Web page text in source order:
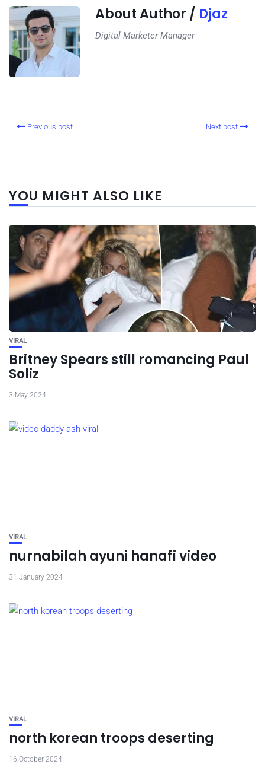
About Author / Djaz
Digital Marketer Manager
Previous post Next post
YOU MIGHT ALSO LIKE
VIRAL
Britney Spears still romancing Paul
Soliz
3 May 2024
VIRAL
nurnabilah ayuni hanafi video
31 January 2024
VIRAL
north korean troops deserting
16 October 2024